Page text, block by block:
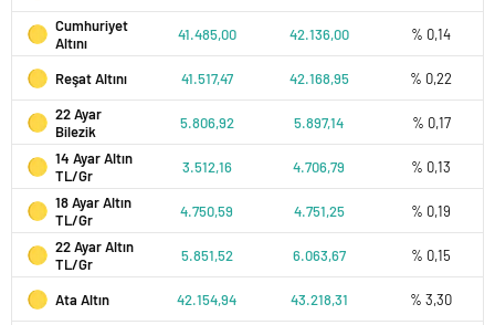
Cumhuriyet
Altını
41.485,00 42.136,00 % 0,14
Reşat Altını 41.517,47 42.168,95
% 0,22
22 Ayar
Bilezik
5.806,92 5.897,14
% 0,17
14 Ayar Altın
TL/Gr
3.512,16 4.706,79
% 0,13
18 Ayar Altın
TL/Gr
4.750,59 4.751,25
% 0,19
22 Ayar Altın
TL/Gr
5.851,52 6.063,67 % 0,15
Ata Altın 42.154,94 43.218,31
% 3,30